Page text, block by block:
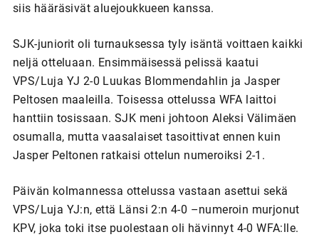
siis hääräsivät aluejoukkueen kanssa.
SJK-juniorit oli turnauksessa tyly isäntä voittaen kaikki
neljä otteluaan. Ensimmäisessä pelissä kaatui
VPS/Luja YJ 2-0 Luukas Blommendahlin ja Jasper
Peltosen maaleilla. Toisessa ottelussa WFA laittoi
hanttiin tosissaan. SJK meni johtoon Aleksi Välimäen
osumalla, mutta vaasalaiset tasoittivat ennen kuin
Jasper Peltonen ratkaisi ottelun numeroiksi 2-1.
Päivän kolmannessa ottelussa vastaan asettui sekä
VPS/Luja YJ:n, että Länsi 2:n 4-0 –numeroin murjonut
KPV, joka toki itse puolestaan oli hävinnyt 4-0 WFA:lle.